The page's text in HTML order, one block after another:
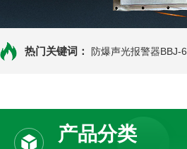
热门关键词： 防爆声光报警器BBJ-6
产品分类